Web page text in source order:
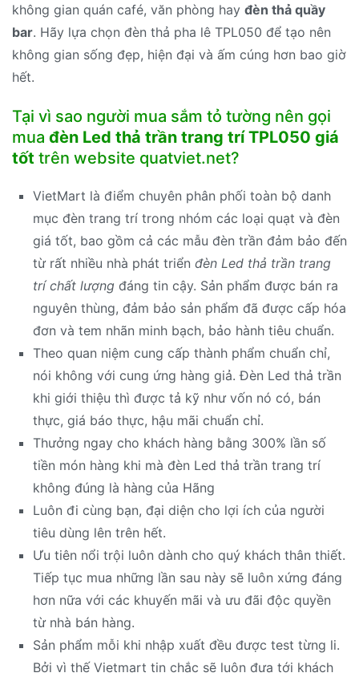
không gian quán café, văn phòng hay đèn thả quầy
bar. Hãy lựa chọn đèn thả pha lê TPL050 để tạo nên
không gian sống đẹp, hiện đại và ấm cúng hơn bao giờ
hết.
Tại vì sao người mua sắm tỏ tường nên gọi
mua đèn Led thả trần trang trí TPL050 giá
tốt trên website quatviet.net?
VietMart là điểm chuyên phân phối toàn bộ danh
mục đèn trang trí trong nhóm các loại quạt và đèn
giá tốt, bao gồm cả các mẫu đèn trần đảm bảo đến
từ rất nhiều nhà phát triển đèn Led thả trần trang
trí chất lượng đáng tin cậy. Sản phẩm được bán ra
nguyên thùng, đảm bảo sản phẩm đã được cấp hóa
đơn và tem nhãn minh bạch, bảo hành tiêu chuẩn.
Theo quan niệm cung cấp thành phẩm chuẩn chỉ,
nói không với cung ứng hàng giả. Đèn Led thả trần
khi giới thiệu thì được tả kỹ như vốn nó có, bán
thực, giá báo thực, hậu mãi chuẩn chỉ.
Thưởng ngay cho khách hàng bằng 300% lần số
tiền món hàng khi mà đèn Led thả trần trang trí
không đúng là hàng của Hãng
Luôn đi cùng bạn, đại diện cho lợi ích của người
tiêu dùng lên trên hết.
Ưu tiên nổi trội luôn dành cho quý khách thân thiết.
Tiếp tục mua những lần sau này sẽ luôn xứng đáng
hơn nữa với các khuyến mãi và ưu đãi độc quyền
từ nhà bán hàng.
Sản phẩm mỗi khi nhập xuất đều được test từng li.
Bởi vì thế Vietmart tin chắc sẽ luôn đưa tới khách